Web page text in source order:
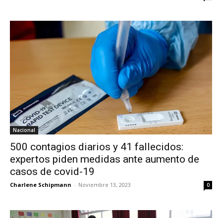
Nacional
500 contagios diarios y 41 fallecidos:
expertos piden medidas ante aumento de
casos de covid-19
Charlene Schipmann - Noviembre 13, 2023 0